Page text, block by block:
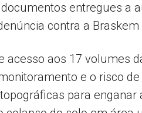
entregues a
contra a
acesso aos 17 volumes
e o risco
para